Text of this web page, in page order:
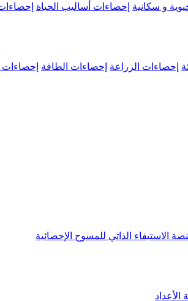
و سكانية إحصاءات أساليب الحياة
إحصاءات الزراعة إحصاءات الطاقة إحصاءات
الاستيفاء الذاتي للمسوح الإحصائية
الأعداد